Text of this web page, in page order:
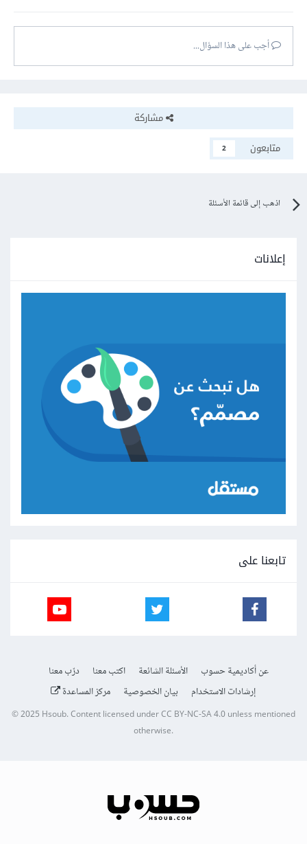
أجب على هذا السؤال...
مشاركة
متابعون
2
اذهب إلى قائمة الأسئلة
إعلانات
تابعنا على
عن أكاديمية حسوب الأسئلة الشائعة اكتب معنا
درّب معنا
إرشادات الاستخدام
بيان الخصوصية مركز المساعدة
© 2025Hsoub.Content licensed underCC BY-NC-SA 4.0unless mentioned
otherwise.